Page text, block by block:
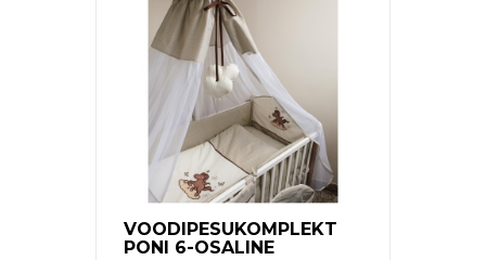
VOODIPESUKOMPLEKT
PONI 6-OSALINE